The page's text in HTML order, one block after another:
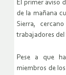
El primer aviso
de la mañana
Sierra,
trabajadores
Pese a que
miembros de